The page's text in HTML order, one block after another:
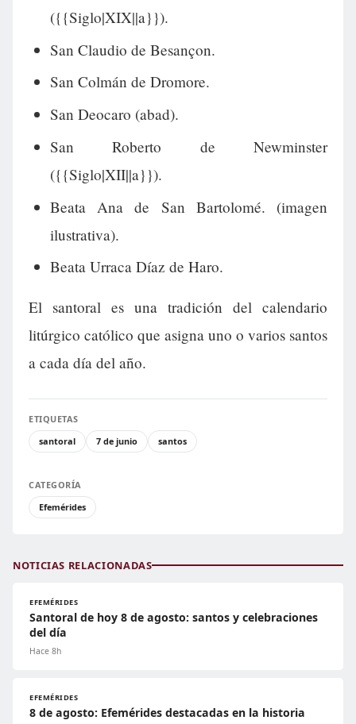
({{Siglo|XIX||a}}).
San Claudio de Besançon.
San Colmán de Dromore.
San Deocaro (abad).
San Roberto de Newminster
({{Siglo|XII||a}}).
Beata Ana de San Bartolomé. (imagen
ilustrativa).
Beata Urraca Díaz de Haro.
El santoral es una tradición del calendario
litúrgico católico que asigna uno o varios santos
a cada día del año.
ETIQUETAS
santoral
7 de junio santos
CATEGORÍA
Efemérides
NOTICIAS RELACIONADAS
EFEMÉRIDES
Santoral de hoy 8 de agosto: santos y celebraciones
del día
Hace 8h
EFEMÉRIDES
8 de agosto: Efemérides destacadas en la historia